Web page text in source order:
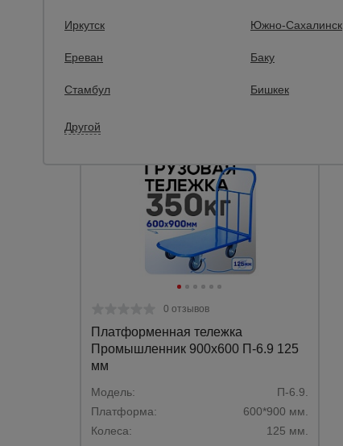
Цена:
0 отзывов
Платформенная тележка
Промышленник 900х600 П-6.9 125
мм
Модель:
П-6.9.
Платформа:
600*900 мм.
Колеса:
125 мм.
Иркутск Южно-Сахалинск
Ереван Баку
Стамбул Бишкек
Другой